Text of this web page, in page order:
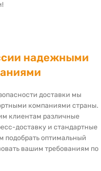
надежными
доставки мы
компаниями страны.
клиентам различные
доставку и стандартные
подобрать оптимальный
вашим требованиям по